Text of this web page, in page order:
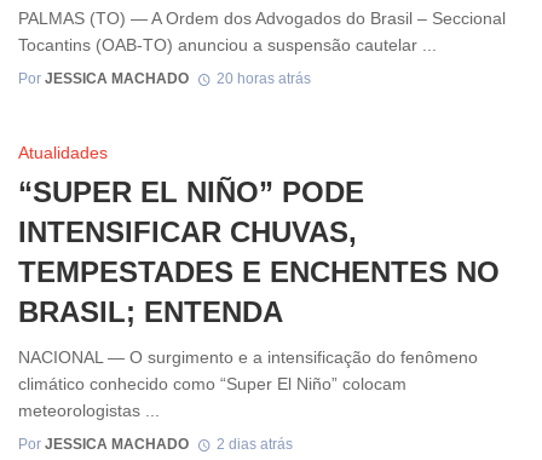
PALMAS (TO) — A Ordem dos Advogados do Brasil – Seccional
Tocantins (OAB-TO) anunciou a suspensão cautelar ...
Por JESSICA MACHADO 20 horas atrás
Atualidades
“SUPER EL NIÑO” PODE
INTENSIFICAR CHUVAS,
TEMPESTADES E ENCHENTES NO
BRASIL; ENTENDA
NACIONAL — O surgimento e a intensificação do fenômeno
climático conhecido como “Super El Niño” colocam
meteorologistas ...
Por JESSICA MACHADO 2 dias atrás